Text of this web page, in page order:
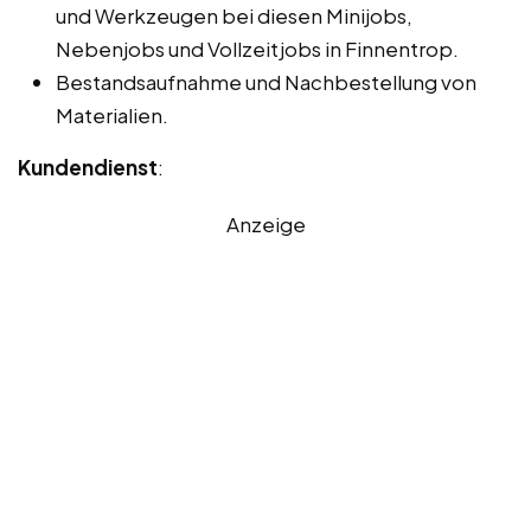
und Werkzeugen bei diesen Minijobs,
Nebenjobs und Vollzeitjobs in Finnentrop.
Bestandsaufnahme und Nachbestellung von
Materialien.
Kundendienst:
Anzeige